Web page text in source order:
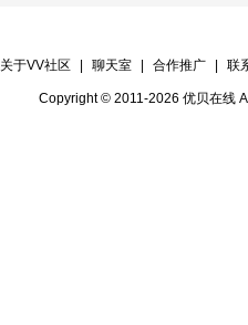
关于VV社区 聊天室 合作推广 联
Copyright © 2011-2026 优贝在线